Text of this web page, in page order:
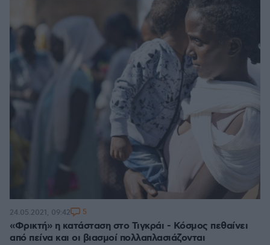
«Φρικτή» η κατάσταση στο Τιγκράι - Κόσμος πεθαίνει
από πείνα και οι βιασμοί πολλαπλασιάζονται
24.05.2021, 09:42 5